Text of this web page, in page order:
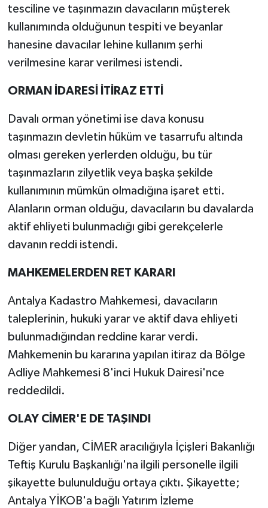
tesciline ve taşınmazın davacıların müşterek
kullanımında olduğunun tespiti ve beyanlar
hanesine davacılar lehine kullanım şerhi
verilmesine karar verilmesi istendi.
ORMAN İDARESİ İTİRAZ ETTİ
Davalı orman yönetimi ise dava konusu
taşınmazın devletin hüküm ve tasarrufu altında
olması gereken yerlerden olduğu, bu tür
taşınmazların zilyetlik veya başka şekilde
kullanımının mümkün olmadığına işaret etti.
Alanların orman olduğu, davacıların bu davalarda
aktif ehliyeti bulunmadığı gibi gerekçelerle
davanın reddi istendi.
MAHKEMELERDEN RET KARARI
Antalya Kadastro Mahkemesi, davacıların
taleplerinin, hukuki yarar ve aktif dava ehliyeti
bulunmadığından reddine karar verdi.
Mahkemenin bu kararına yapılan itiraz da Bölge
Adliye Mahkemesi 8'inci Hukuk Dairesi'nce
reddedildi.
OLAY CİMER'E DE TAŞINDI
Diğer yandan, CİMER aracılığıyla İçişleri Bakanlığı
Teftiş Kurulu Başkanlığı'na ilgili personelle ilgili
şikayette bulunulduğu ortaya çıktı. Şikayette;
Antalya YİKOB'a bağlı Yatırım İzleme